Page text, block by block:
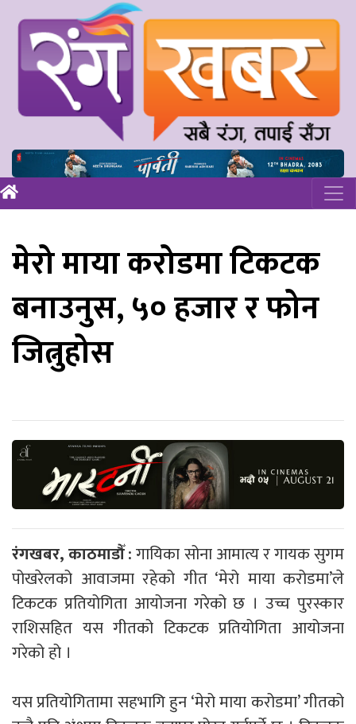
मेरो माया करोडमा टिकटक
बनाउनुस, ५० हजार र फोन
जित्नुहोस
रंगखबर, काठमाडौँ :गायिका सोना आमात्य र गायक सुगम
पोखरेलको आवाजमा रहेको गीत ‘मेरो माया करोडमा’ले
टिकटक प्रतियोगिता आयोजना गरेको छ । उच्च पुरस्कार
राशिसहित यस गीतको टिकटक प्रतियोगिता आयोजना
गरेको हो ।
यस प्रतियोगितामा सहभागि हुन ‘मेरो माया करोडमा’ गीतको